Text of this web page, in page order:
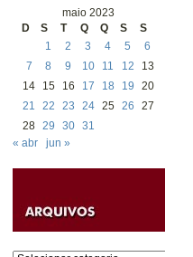
maio 2023
D
S T Q Q S
S
1
2 3 4 5
6
7
8 9 10 11 12
13
14
15 16 17 18 19
20
21
22 23 24 25 26
27
28 29 30 31
« abr
jun »